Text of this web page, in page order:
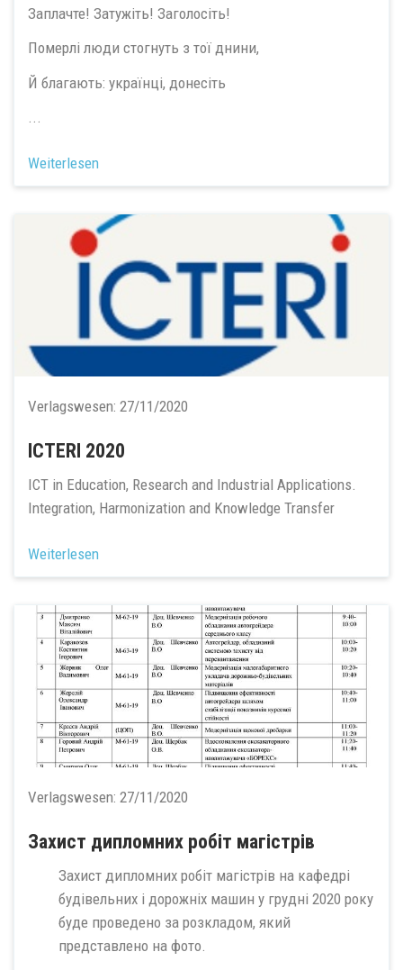
Заплачте! Затужіть! Заголосіть!
Померлі люди стогнуть з тої днини,
Й благають: українці, донесіть
...
Weiterlesen
Verlagswesen: 27/11/2020
ICTERI 2020
ICT in Education, Research and Industrial Applications.
Integration, Harmonization and Knowledge Transfer
Weiterlesen
Verlagswesen: 27/11/2020
Захист дипломних робіт магістрів
Захист дипломних робіт магістрів на кафедрі
будівельних і дорожніх машин у грудні 2020 року
буде проведено за розкладом, який
представлено на фото.